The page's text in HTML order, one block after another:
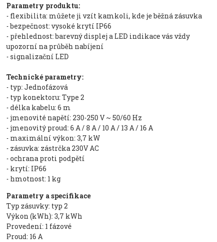
Parametry produktu:
- flexibilita: můžete ji vzít kamkoli, kde je běžná zásuvka
- bezpečnost: vysoké krytí IP66
- přehlednost: barevný displej a LED indikace vás vždy
upozorní na průběh nabíjení
- signalizační LED
Technické parametry:
- typ: Jednofázová
- typ konektoru: Type 2
- délka kabelu: 6 m
- jmenovité napětí: 230-250 V ~ 50/60 Hz
- jmenovitý proud: 6 A / 8 A / 10 A / 13 A / 16 A
- maximální výkon: 3,7 kW
- zásuvka: zástrčka 230V AC
- ochrana proti podpětí
- krytí: IP66
- hmotnost: 1 kg
Parametry a specifikace
Typ zásuvky: typ 2
Výkon (kWh): 3,7 kWh
Provedení: 1 fázové
Proud: 16 A